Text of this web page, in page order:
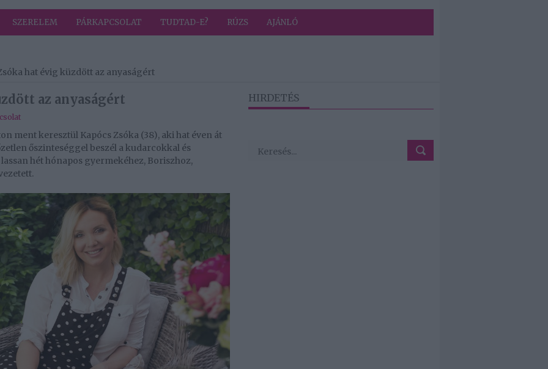
SZERELEM PÁRKAPCSOLAT TUDTAD-E? RÚZS AJÁNLÓ
hat évig küzdött az anyaságért
az anyaságért
ment keresztül Kapócs Zsóka (38), aki hat éven át
őszinteséggel beszél a kudarcokkal és
hét hónapos gyermekéhez, Boriszhoz,
HIRDETÉS